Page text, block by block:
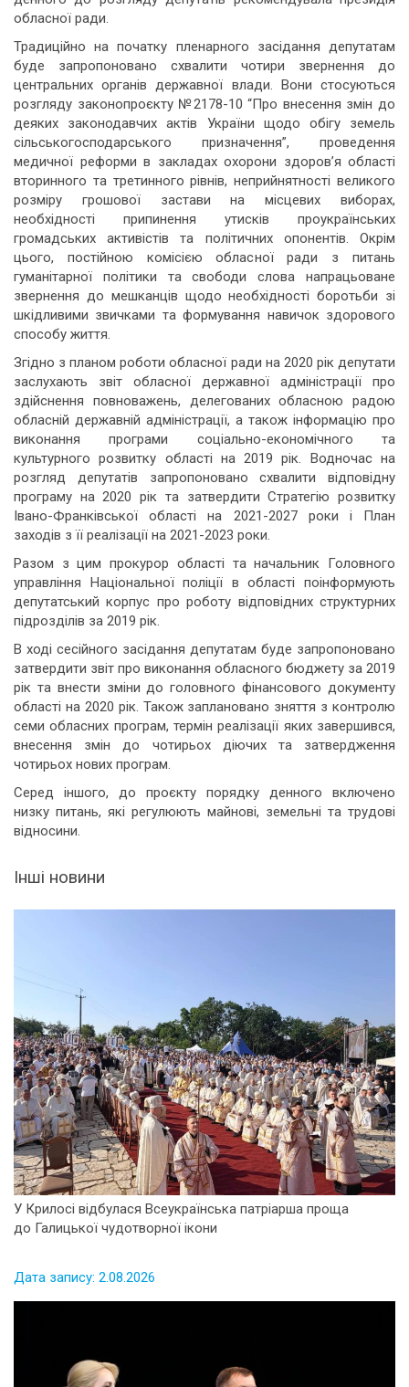
обласної ради.
Традиційно на початку пленарного засідання депутатам
буде запропоновано схвалити чотири звернення до
центральних органів державної влади. Вони стосуються
розгляду законопроєкту №2178-10 “Про внесення змін до
деяких законодавчих актів України щодо обігу земель
сільськогосподарського призначення”, проведення
медичної реформи в закладах охорони здоров’я області
вторинного та третинного рівнів, неприйнятності великого
розміру грошової застави на місцевих виборах,
необхідності припинення утисків проукраїнських
громадських активістів та політичних опонентів. Окрім
цього, постійною комісією обласної ради з питань
гуманітарної політики та свободи слова напрацьоване
звернення до мешканців щодо необхідності боротьби зі
шкідливими звичками та формування навичок здорового
способу життя.
Згідно з планом роботи обласної ради на 2020 рік депутати
заслухають звіт обласної державної адміністрації про
здійснення повноважень, делегованих обласною радою
обласній державній адміністрації, а також інформацію про
виконання програми соціально-економічного та
культурного розвитку області на 2019 рік. Водночас на
розгляд депутатів запропоновано схвалити відповідну
програму на 2020 рік та затвердити Стратегію розвитку
Івано-Франківської області на 2021-2027 роки і План
заходів з її реалізації на 2021-2023 роки.
Разом з цим прокурор області та начальник Головного
управління Національної поліції в області поінформують
депутатський корпус про роботу відповідних структурних
підрозділів за 2019 рік.
В ході сесійного засідання депутатам буде запропоновано
затвердити звіт про виконання обласного бюджету за 2019
рік та внести зміни до головного фінансового документу
області на 2020 рік. Також заплановано зняття з контролю
семи обласних програм, термін реалізації яких завершився,
внесення змін до чотирьох діючих та затвердження
чотирьох нових програм.
Серед іншого, до проєкту порядку денного включено
низку питань, які регулюють майнові, земельні та трудові
відносини.
Інші новини
У Крилосі відбулася Всеукраїнська патріарша проща
до Галицької чудотворної ікони
Дата запису: 2.08.2026